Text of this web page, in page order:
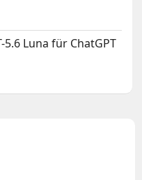
Luna für ChatGPT